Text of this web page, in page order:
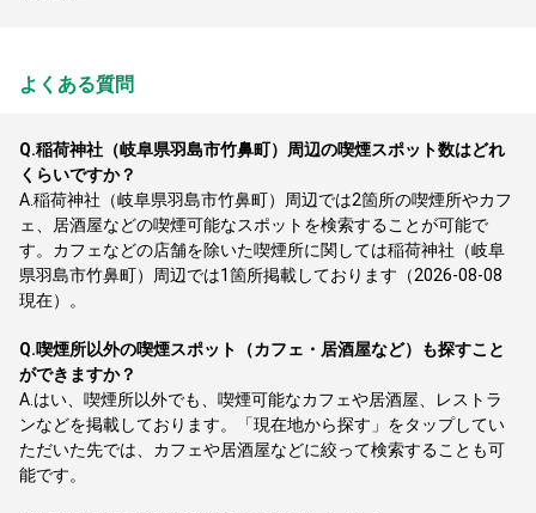
よくある質問
Q.稲荷神社（岐阜県羽島市竹鼻町）周辺の喫煙スポット数はどれ
くらいですか？
A.稲荷神社（岐阜県羽島市竹鼻町）周辺では2箇所の喫煙所やカフ
ェ、居酒屋などの喫煙可能なスポットを検索することが可能で
す。カフェなどの店舗を除いた喫煙所に関しては稲荷神社（岐阜
県羽島市竹鼻町）周辺では1箇所掲載しております（2026-08-08
現在）。
Q.喫煙所以外の喫煙スポット（カフェ・居酒屋など）も探すこと
ができますか？
A. はい、喫煙所以外でも、喫煙可能なカフェや居酒屋、レストラ
ンなどを掲載しております。「現在地から探す」をタップしてい
ただいた先では、カフェや居酒屋などに絞って検索することも可
能です。